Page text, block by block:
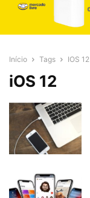
Início Tags IOS 12
iOS 12